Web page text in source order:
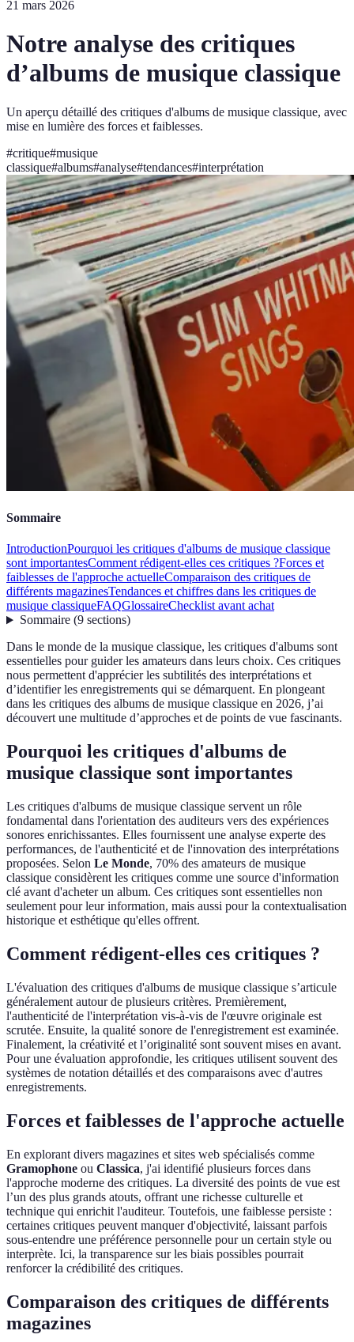
21 mars 2026
Notre analyse des critiques
d’albums de musique classique
Un aperçu détaillé des critiques d'albums de musique classique, avec
mise en lumière des forces et faiblesses.
#critique#musique
classique#albums#analyse#tendances#interprétation
Sommaire
IntroductionPourquoi les critiques d'albums de musique classique
sont importantesComment rédigent-elles ces critiques ?Forces et
faiblesses de l'approche actuelleComparaison des critiques de
différents magazinesTendances et chiffres dans les critiques de
musique classiqueFAQGlossaireChecklist avant achat
Sommaire(9 sections)
Dans le monde de la musique classique, les critiques d'albums sont
essentielles pour guider les amateurs dans leurs choix. Ces critiques
nous permettent d'apprécier les subtilités des interprétations et
d’identifier les enregistrements qui se démarquent. En plongeant
dans les critiques des albums de musique classique en 2026, j’ai
découvert une multitude d’approches et de points de vue fascinants.
Pourquoi les critiques d'albums de
musique classique sont importantes
Les critiques d'albums de musique classique servent un rôle
fondamental dans l'orientation des auditeurs vers des expériences
sonores enrichissantes. Elles fournissent une analyse experte des
performances, de l'authenticité et de l'innovation des interprétations
proposées. Selon Le Monde, 70% des amateurs de musique
classique considèrent les critiques comme une source d'information
clé avant d'acheter un album. Ces critiques sont essentielles non
seulement pour leur information, mais aussi pour la contextualisation
historique et esthétique qu'elles offrent.
Comment rédigent-elles ces critiques ?
L'évaluation des critiques d'albums de musique classique s’articule
généralement autour de plusieurs critères. Premièrement,
l'authenticité de l'interprétation vis-à-vis de l'œuvre originale est
scrutée. Ensuite, la qualité sonore de l'enregistrement est examinée.
Finalement, la créativité et l’originalité sont souvent mises en avant.
Pour une évaluation approfondie, les critiques utilisent souvent des
systèmes de notation détaillés et des comparaisons avec d'autres
enregistrements.
Forces et faiblesses de l'approche actuelle
En explorant divers magazines et sites web spécialisés comme
Gramophone ou Classica, j'ai identifié plusieurs forces dans
l'approche moderne des critiques. La diversité des points de vue est
l’un des plus grands atouts, offrant une richesse culturelle et
technique qui enrichit l'auditeur. Toutefois, une faiblesse persiste :
certaines critiques peuvent manquer d'objectivité, laissant parfois
sous-entendre une préférence personnelle pour un certain style ou
interprète. Ici, la transparence sur les biais possibles pourrait
renforcer la crédibilité des critiques.
Comparaison des critiques de différents
magazines